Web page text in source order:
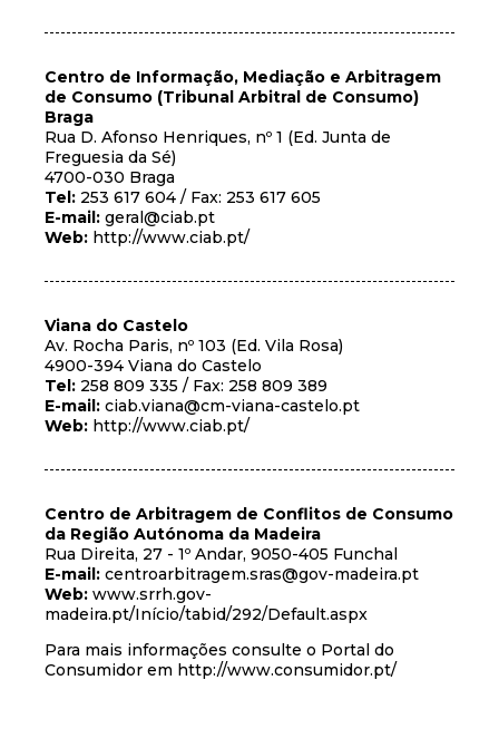
Centro de Informação, Mediação e Arbitragem
de Consumo (Tribunal Arbitral de Consumo)
Braga
Rua D. Afonso Henriques, nº 1 (Ed. Junta de
Freguesia da Sé)
4700-030 Braga
Tel: 253 617 604 / Fax: 253 617 605
E-mail: geral@ciab.pt
Web: http://www.ciab.pt/
Viana do Castelo
Av. Rocha Paris, nº 103 (Ed. Vila Rosa)
4900-394 Viana do Castelo
Tel: 258 809 335 / Fax: 258 809 389
E-mail: ciab.viana@cm-viana-castelo.pt
Web: http://www.ciab.pt/
Centro de Arbitragem de Conflitos de Consumo
da Região Autónoma da Madeira
Rua Direita, 27 - 1º Andar, 9050-405 Funchal
E-mail: centroarbitragem.sras@gov-madeira.pt
Web: www.srrh.gov-
madeira.pt/Início/tabid/292/Default.aspx
Para mais informações consulte o Portal do
Consumidor em http://www.consumidor.pt/